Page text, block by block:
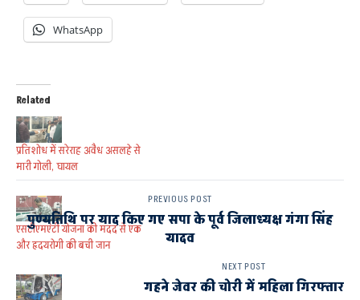
WhatsApp
Related
प्रतिशोध में सरेराह अवैध असलहे से
मारी गोली, घायल
एसटीएमएंटी योजना की मदद से एक
और हृदयरोगी की बची जान
PREVIOUS POST
पुण्यतिथि पर याद किए गए सपा के पूर्व जिलाध्यक्ष गंगा सिंह
यादव
NEXT POST
गहने जेवर की चोरी में महिला गिरफ्तार